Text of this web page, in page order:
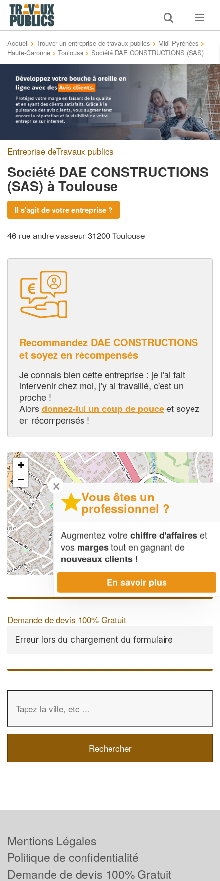
Toggle
search
Toggle
Accueil > Trouver un entreprise de travaux publics > Midi-Pyrénées >
Haute-Garonne > Toulouse > Société DAE CONSTRUCTIONS (SAS)
Entreprise deTravaux publics
Société DAE CONSTRUCTIONS
(SAS) à Toulouse
Il s'agit de votre entreprise ?
46 rue andre vasseur 31200 Toulouse
Recommandez DAE CONSTRUCTIONS
et soyez en récompensés
Je connais bien cette entreprise : je l'ai fait
intervenir chez moi, j'y ai travaillé, c'est un
proche !
Alorsdonnez-lui un coup de pouceet soyez
en récompensés !
+
−
Leaflet| Map data ©OpenStreetMap contributors,CC-BY-SA
Demande de devis 100% Gratuit
Erreur lors du chargement du formulaire
✕
Vous êtes un
professionnel ?
Augmentez votrechiffre d'affaireset
vos margestout en gagnant de
nouveaux clients !
En savoir plus
Mentions Légales
Politique de confidentialité
Demande de devis 100% Gratuit